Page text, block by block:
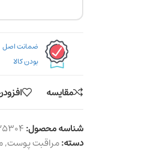
ضمانت اصل
بودن کالا
مقایسه
شناسه محصول:
دسته:مراقبت پوست,